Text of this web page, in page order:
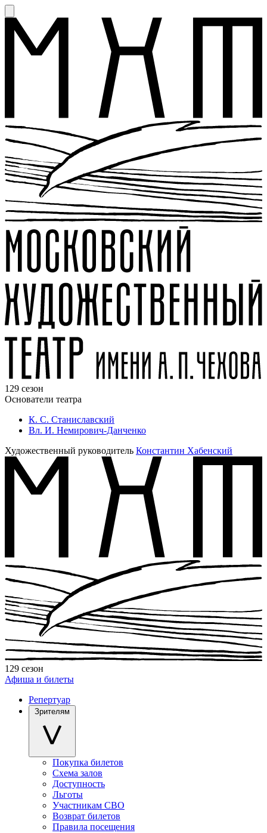
129 сезон
Основатели театра
К. С. Станиславский
Вл. И. Немирович-Данченко
Художественный руководитель Константин Хабенский
129 сезон
Афиша и билеты
Репертуар
Зрителям
Покупка билетов
Схема залов
Доступность
Льготы
Участникам СВО
Возврат билетов
Правила посещения